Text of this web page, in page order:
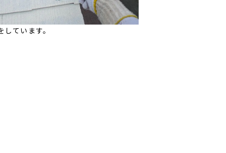
しています。